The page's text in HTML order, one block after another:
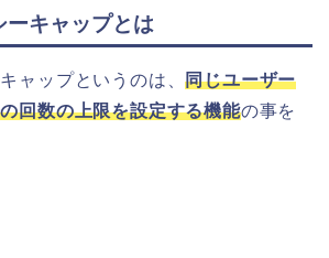
ーキャップとは
ャップというのは、同じユーザー
回数の上限を設定する機能の事を